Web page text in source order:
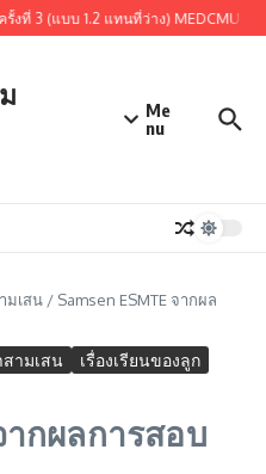
งที่ 3 (แบบ 1.2 แทนที่ว่าง) MEDCMU
Me
nu
มเสน / Samsen ESMTE จากผล
สามเสน
เรื่องเรียนของลูก
ากผลการสอบ